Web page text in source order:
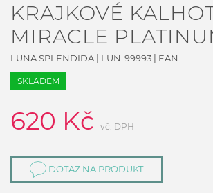
KRAJKOVÉ
MIRACLE
LUNA SPLENDIDA | LUN-99993 | EAN:
SKLADEM
620 Kč vč. DPH
DOTAZ NA PRODUKT